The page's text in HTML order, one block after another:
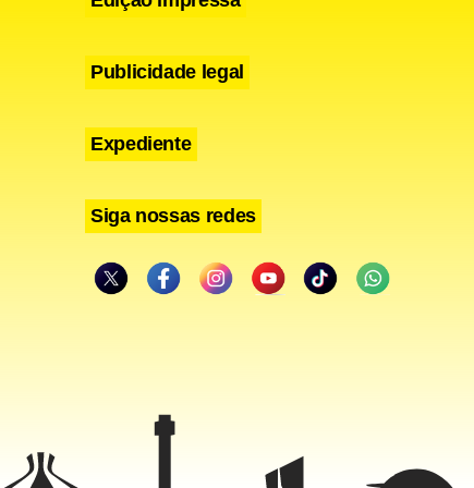
Publicidade legal
Expediente
Siga nossas redes